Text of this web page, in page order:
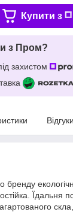
Купити з
з Пром?
захистом
бренду
Їдальня